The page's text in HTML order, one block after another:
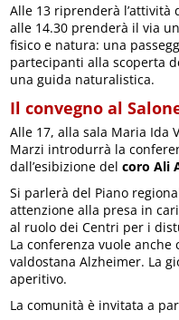
Alle 13 riprenderà
alle 14.30 prenderà il via
fisico e natura: una
partecipanti alla scoperta
una guida naturalistica.
Il convegno al
Alle 17, alla sala Maria Ida
Marzi introdurrà la
dall’esibizione delcoro Ali
Si parlerà del Piano
attenzione alla presa in
al ruolo dei Centri per i
La conferenza vuole anche
valdostana Alzheimer. La
aperitivo.
La comunità è invitata a